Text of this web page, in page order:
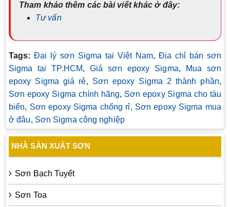
Tham khảo thêm các bài viết khác ở đây:
Tư vấn
Tags: Đại lý sơn Sigma tại Việt Nam, Địa chỉ bán sơn
Sigma tại TP.HCM, Giá sơn epoxy Sigma,
Mua sơn
epoxy Sigma giá rẻ, Sơn epoxy Sigma 2 thành phần,
Sơn epoxy Sigma chính hãng, Sơn epoxy Sigma cho tàu
biển, Sơn epoxy Sigma chống rỉ, Sơn epoxy Sigma mua
ở đâu, Sơn Sigma công nghiệp
NHÀ SẢN XUẤT SƠN
Sơn Bạch Tuyết
Sơn Toa